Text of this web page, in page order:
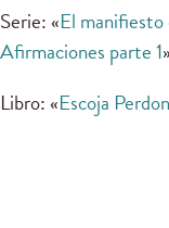
Serie: «El
Afirmaciones parte 1»
Libro: «Escoja